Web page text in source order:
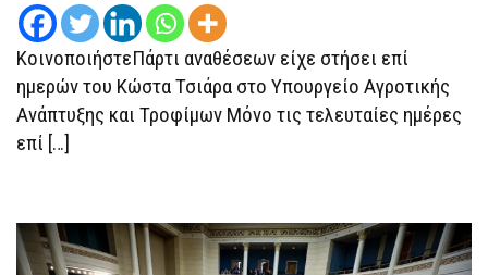
ΚοινοποιήστεΠάρτι αναθέσεων είχε στήσει επί
ημερών του Κώστα Τσιάρα στο Υπουργείο Αγροτικής
Ανάπτυξης και Τροφίμων Μόνο τις τελευταίες ημέρες
επί […]